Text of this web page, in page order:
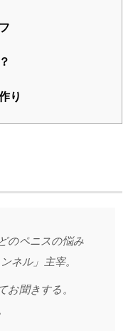
り
のペニスの悩み
ネル」主宰。
お聞きする。